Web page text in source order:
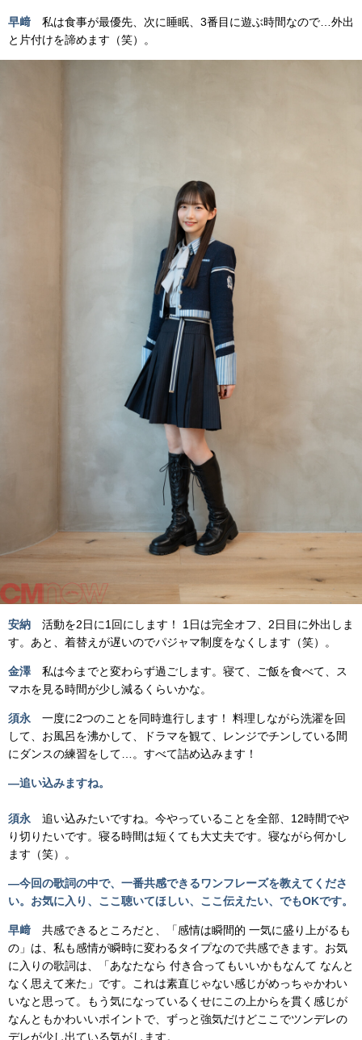
早﨑 私は食事が最優先、次に睡眠、3番目に遊ぶ時間なので…外出
と片付けを諦めます（笑）。
安納 活動を2日に1回にします！ 1日は完全オフ、2日目に外出しま
す。あと、着替えが遅いのでパジャマ制度をなくします（笑）。
金澤私は今までと変わらず過ごします。寝て、ご飯を食べて、ス
マホを見る時間が少し減るくらいかな。
須永 一度に2つのことを同時進行します！ 料理しながら洗濯を回
して、お風呂を沸かして、ドラマを観て、レンジでチンしている間
にダンスの練習をして…。すべて詰め込みます！
―追い込みますね。
須永 追い込みたいですね。今やっていることを全部、12時間でや
り切りたいです。寝る時間は短くても大丈夫です。寝ながら何かし
ます（笑）。
―今回の歌詞の中で、一番共感できるワンフレーズを教えてくださ
い。お気に入り、ここ聴いてほしい、ここ伝えたい、でもOKです。
早﨑 共感できるところだと、「感情は瞬間的 一気に盛り上がるも
の」は、私も感情が瞬時に変わるタイプなので共感できます。お気
に入りの歌詞は、「あなたなら 付き合ってもいいかもなんて なんと
なく思えて来た」です。これは素直じゃない感じがめっちゃかわい
いなと思って。もう気になっているくせにこの上からを貫く感じが
なんともかわいいポイントで、ずっと強気だけどここでツンデレの
デレが少し出ている気がします。